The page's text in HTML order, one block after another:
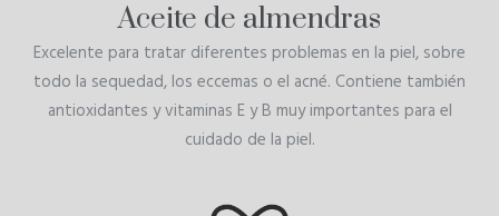
Aceite de almendras
Excelente para tratar diferentes problemas en la piel, sobre
todo la sequedad, los eccemas o el acné. Contiene también
antioxidantes y vitaminas E y B muy importantes para el
cuidado de la piel.